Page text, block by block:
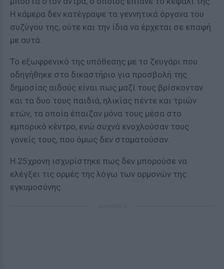
Η κάμερα δεν κατέγραψε τα γεvvητικά όργανα του
συζύγου της, ούτε και την ίδια να έρχεται σε επαφή
με αυτά.
Το εξωφρενικό της υπόθεσης με το ζευγάρι που
οδηγήθηκε στο δικαστήριο για προσβολή της
δημοσίας αιδούς είναι πως μαζί τους βρίσκονταν
και τα δυο τους παιδιά, ηλικίας πέντε και τριών
ετών, τα οποία έπαιζαν μόνα τους μέσα στο
εμπορικό κέντρο, ενώ συχνά ενοχλούσαν τους
γονείς τους, που όμως δεν σταματούσαν.
Η 25χρονη ισχυρίστηκε πως δεν μπορούσε να
ελέγξει τις ορμές της λόγω των ορμονών της
εγκυμοσύνης.